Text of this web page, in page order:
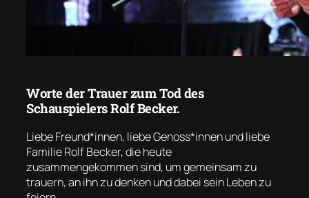
Worte der Trauer zum Tod des
Schauspielers Rolf Becker.
Liebe Freund*innen, liebe Genoss*innen und liebe
Familie Rolf Becker, die heute
zusammengekommen sind, um gemeinsam zu
trauern, an ihn zu denken und dabei sein Leben zu